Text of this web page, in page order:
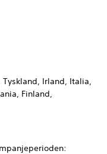
Irland, Italia,
Finland,